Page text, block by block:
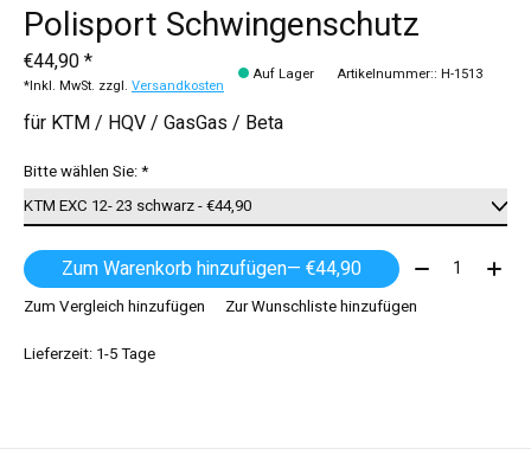
Polisport Schwingenschutz
€44,90 *
*Inkl. MwSt. zzgl. Versandkosten
Auf Lager Artikelnummer:: H-1513
für KTM / HQV / GasGas / Beta
Bitte wählen Sie:*
Zum Warenkorb hinzufügen — €44,90 Menge:
Zum Vergleich hinzufügen
Zur Wunschliste hinzufügen
Lieferzeit: 1-5 Tage